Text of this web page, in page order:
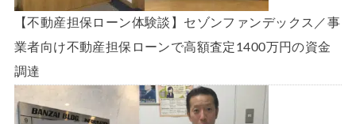
【不動産担保ローン体験談】セゾンファンデックス／事
業者向け不動産担保ローンで高額査定1400万円の資金
調達